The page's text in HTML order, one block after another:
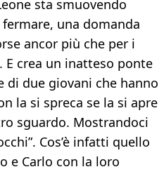
sta smuovendo
una domanda
ancor più che per i
E crea un inatteso ponte
di due giovani che hanno
la si spreca se la si apre
sguardo. Mostrandoci
Cos’è infatti quello
e Carlo con la loro